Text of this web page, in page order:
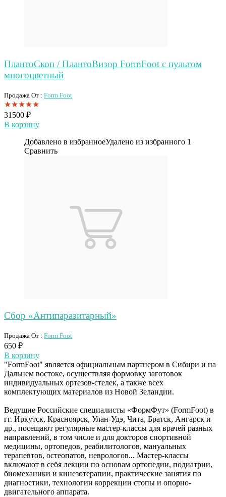
ПлантоСкоп / ПлантоВизор FormFoot с пультом
многоцветный
Продажа От : Form Foot
★★★★★
31500 ₽
В корзину
Добавлено в избранноеУдалено из избранного 1
Сравнить
Сбор «Антипаразитарный»
Продажа От : Form Foot
650 ₽
В корзину
"FormFoot" является официальным партнером в Сибири и на
Дальнем востоке, осуществляя формовку заготовок
индивидуальных ортезов-стелек, а также всех
комплектующих материалов из Новой Зеландии.
Ведущие Российские специалисты «ФормФут» (FormFoot) в
гг. Иркутск, Красноярск, Улан-Удэ, Чита, Братск, Ангарск и
др., посещают регулярные мастер-классы для врачей разных
направлений, в том числе и для докторов спортивной
медицины, ортопедов, реабилитологов, мануальных
терапевтов, остеопатов, неврологов... Мастер-классы
включают в себя лекции по основам ортопедии, подиатрии,
биомеханики и кинезотерапии, практические занятия по
диагностики, технологии коррекции стопы и опорно-
двигательного аппарата.